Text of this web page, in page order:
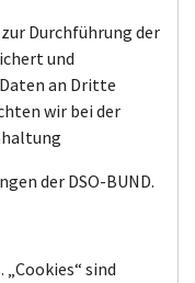
Durchführung der
und
an Dritte
wir bei der
der DSO-BUND.
sind